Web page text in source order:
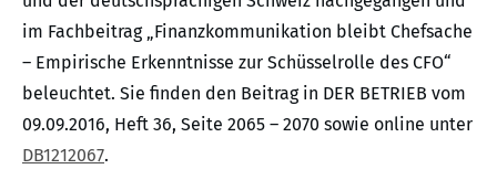
im Fachbeitrag „Finanzkommunikation bleibt Chefsache
– Empirische Erkenntnisse zur Schüsselrolle des CFO“
beleuchtet. Sie finden den Beitrag in DER BETRIEB vom
09.09.2016, Heft 36, Seite 2065 – 2070 sowie online unter
DB1212067.